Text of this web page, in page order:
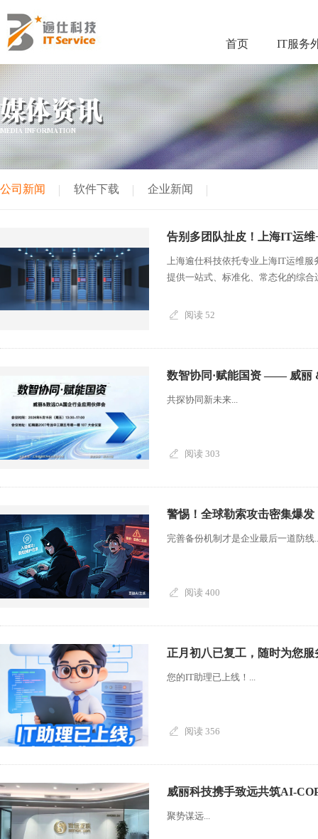
首页 IT服务
媒体资讯
MEDIA INFORMATION
公司新闻 软件下载 企业新闻
告别多团队扯皮！上海IT运
上海逾仕科技依托专业上海IT运维
提供一站式、标准化、常态化的综
阅读 52
数智协同·赋能国资 —— 威丽
共探协同新未来...
阅读 303
警惕！全球勒索攻击密集爆
完善备份机制才是企业最后一道防线
阅读 400
正月初八已复工，随时为您服
您的IT助理已上线！...
阅读 356
威丽科技携手致远共筑AI-
聚势谋远...